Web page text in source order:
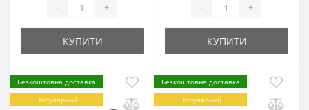
- +
КУПИТИ
- +
КУПИТИ
Безкоштовна доставка
Популярний
Безкоштовна доставка
Популярний